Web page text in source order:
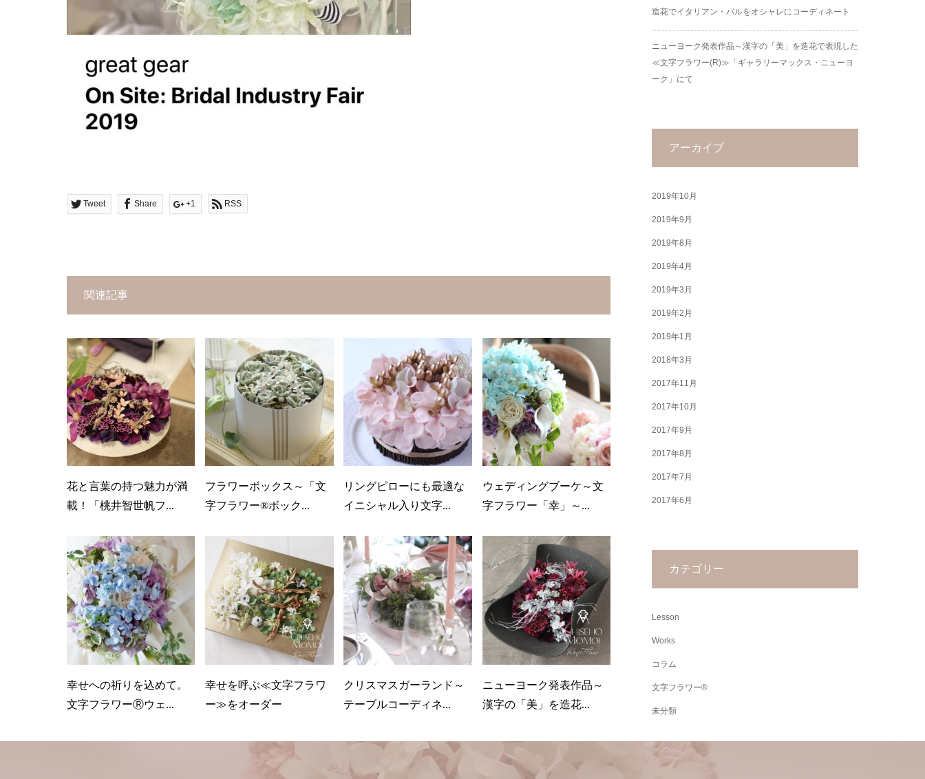
Tweet Share +1 RSS
関連記事
花と言葉の持つ魅力が満
載！「桃井智世帆フ...
フラワーボックス～「文
字フラワー®ボック...
リングピローにも最適な
イニシャル入り文字...
ウェディングブーケ～文
字フラワー「幸」～...
幸せへの祈りを込めて。
文字フラワーⓇウェ...
幸せを呼ぶ≪文字フラワ
ー≫をオーダー
クリスマスガーランド～
テーブルコーディネ...
ニューヨーク発表作品～
漢字の「美」を造花...
造花でイタリアン・バルをオシャレにコーディネート
ニューヨーク発表作品～漢字の「美」を造花で表現した
≪文字フラワー(R)≫「ギャラリーマックス・ニューヨ
ーク」にて
アーカイブ
2019年10月
2019年9月
2019年8月
2019年4月
2019年3月
2019年2月
2019年1月
2018年3月
2017年11月
2017年10月
2017年9月
2017年8月
2017年7月
2017年6月
カテゴリー
Lesson
Works
コラム
文字フラワー®
未分類